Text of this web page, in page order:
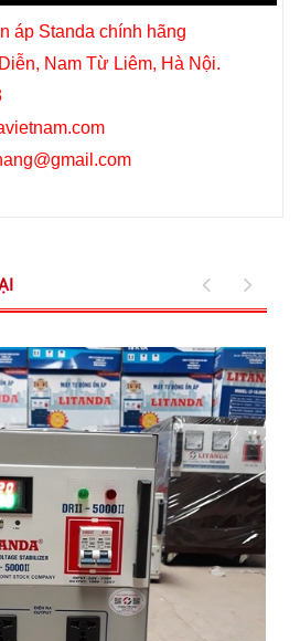
áp Standa chính hãng
Nam Từ Liêm, Hà Nội.